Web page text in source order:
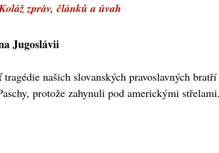
zpráv, článků a úvah
Jugoslávii
našich slovanských pravoslavných
protože zahynuli pod americkými